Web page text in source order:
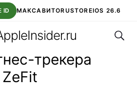
ID МАКСАВИТОRUSTOREIOS 26.6
ОНЛАЙН ЧАТ В ROBLOX
трекера